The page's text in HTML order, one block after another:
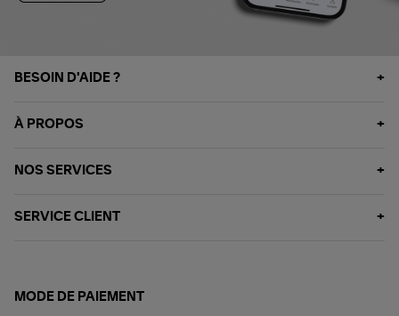
BESOIN D'AIDE ?
À PROPOS
NOS SERVICES
SERVICE CLIENT
MODE DE PAIEMENT